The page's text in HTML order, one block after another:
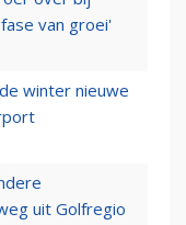
van groei'
winter nieuwe
uit Golfregio